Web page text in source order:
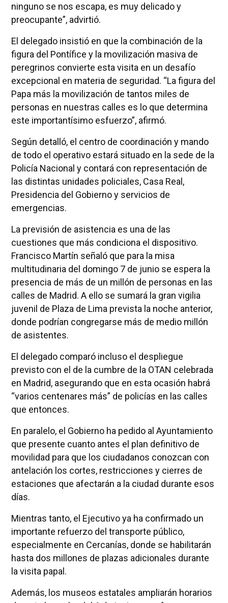
ninguno se nos escapa, es muy delicado y
preocupante”, advirtió.
El delegado insistió en que la combinación de la
figura del Pontífice y la movilización masiva de
peregrinos convierte esta visita en un desafío
excepcional en materia de seguridad. “La figura del
Papa más la movilización de tantos miles de
personas en nuestras calles es lo que determina
este importantísimo esfuerzo”, afirmó.
Según detalló, el centro de coordinación y mando
de todo el operativo estará situado en la sede de la
Policía Nacional y contará con representación de
las distintas unidades policiales, Casa Real,
Presidencia del Gobierno y servicios de
emergencias.
La previsión de asistencia es una de las
cuestiones que más condiciona el dispositivo.
Francisco Martín señaló que para la misa
multitudinaria del domingo 7 de junio se espera la
presencia de más de un millón de personas en las
calles de Madrid. A ello se sumará la gran vigilia
juvenil de Plaza de Lima prevista la noche anterior,
donde podrían congregarse más de medio millón
de asistentes.
El delegado comparó incluso el despliegue
previsto con el de la cumbre de la OTAN celebrada
en Madrid, asegurando que en esta ocasión habrá
“varios centenares más” de policías en las calles
que entonces.
En paralelo, el Gobierno ha pedido al Ayuntamiento
que presente cuanto antes el plan definitivo de
movilidad para que los ciudadanos conozcan con
antelación los cortes, restricciones y cierres de
estaciones que afectarán a la ciudad durante esos
días.
Mientras tanto, el Ejecutivo ya ha confirmado un
importante refuerzo del transporte público,
especialmente en Cercanías, donde se habilitarán
hasta dos millones de plazas adicionales durante
la visita papal.
Además, los museos estatales ampliarán horarios